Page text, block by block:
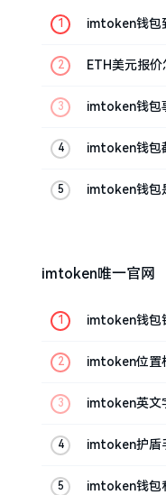
imtoken钱包
ETH美元报
imtoken钱包
imtoken钱包
imtoken钱包
imtoken唯一官网
imtoken钱包
imtoken位置
imtoken英文
imtoken护盾
imtoken钱包